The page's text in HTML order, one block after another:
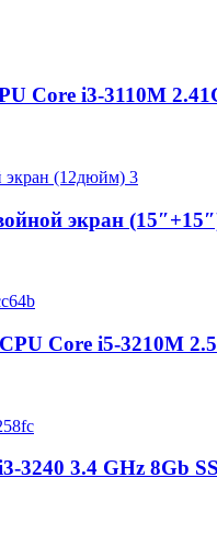
Core i3-3110M
экран
Core i5-3210M
3240 3.4 GHz 8Gb